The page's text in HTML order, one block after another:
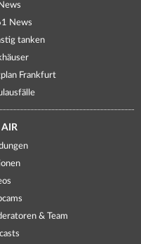
News
tanken
Frankfurt
& Team